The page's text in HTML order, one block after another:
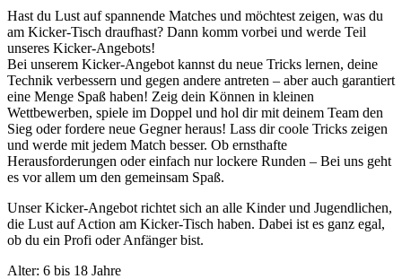
Hast du Lust auf spannende Matches und möchtest zeigen, was du
am Kicker-Tisch draufhast? Dann komm vorbei und werde Teil
unseres Kicker-Angebots!
Bei unserem Kicker-Angebot kannst du neue Tricks lernen, deine
Technik verbessern und gegen andere antreten – aber auch garantiert
eine Menge Spaß haben! Zeig dein Können in kleinen
Wettbewerben, spiele im Doppel und hol dir mit deinem Team den
Sieg oder fordere neue Gegner heraus! Lass dir coole Tricks zeigen
und werde mit jedem Match besser. Ob ernsthafte
Herausforderungen oder einfach nur lockere Runden – Bei uns geht
es vor allem um den gemeinsam Spaß.
Unser Kicker-Angebot richtet sich an alle Kinder und Jugendlichen,
die Lust auf Action am Kicker-Tisch haben. Dabei ist es ganz egal,
ob du ein Profi oder Anfänger bist.
Alter: 6 bis 18 Jahre